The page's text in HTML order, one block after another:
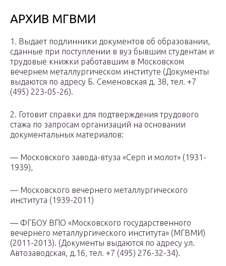
АРХИВ МГВМИ
1. Выдает подлинники документов об образовании,
сданные при поступлении в вуз бывшим студентам и
трудовые книжки работавшим в Московском
вечернем металлургическом институте (Документы
выдаются по адресу Б. Семеновская д. 38, тел. +7
(495) 223-05-26).
2. Готовит справки для подтверждения трудового
стажа по запросам организаций на основании
документальных материалов:
— Московского завода-втуза «Серп и молот» (1931-
1939),
— Московского вечернего металлургического
института (1939-2011)
— ФГБОУ ВПО «Московского государственного
вечернего металлургического института» (МГВМИ)
(2011-2013). (Документы выдаются по адресу ул.
Автозаводская, д.16, тел. +7 (495) 276-32-34).